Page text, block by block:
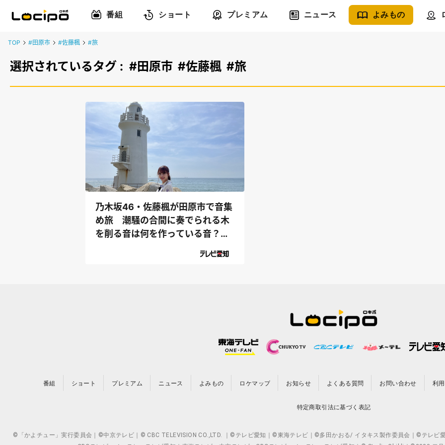
番組 ショート プレミアム ニュース よみもの
TOP #田原市 #佐藤楓 #旅
選択されているタグ : #田原市 #佐藤楓 #旅
乃木坂46・佐藤楓が田原市で音集
め旅 潮騒の合間に奏でられる木
を削る音は何を作っている音？
番組 ショート プレミアム ニュース よみもの ロケマップ お知らせ よくある質問 お問い合わせ 利
特定商取引法に基づく表記
©「かよチュー」実行委員会｜©中京テレビ｜© CBC TELEVISION CO.,LTD. ｜©テレビ愛知｜©東海テレビ｜©多田かおる/ イタキス製作委員会｜©テレビ